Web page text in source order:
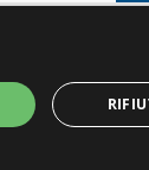
dellaPrivacy